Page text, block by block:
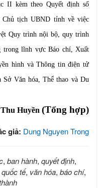
II kèm theo Quyết định số
Chủ tịch UBND tỉnh về việc
Quy trình nội bộ, quy trình
trong lĩnh vực Báo chí, Xuất
hình và Thông tin điện tử
Sở Văn hóa, Thể thao và Du
Thu Huyền (Tổng hợp)
giả: Dung Nguyen Trong
, ban hành, quyết định,
quốc tế, văn hóa, báo chí,